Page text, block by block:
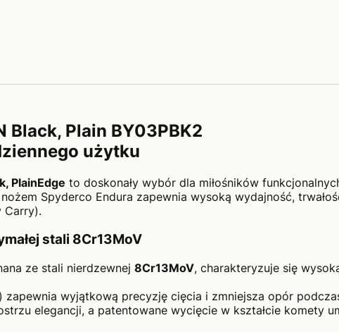
Black, Plain BY03PBK2
użytku
PlainEdge to doskonały wybór dla miłośników
Spyderco Endura zapewnia wysoką wydajność,
Carry).
stali 8Cr13MoV
ze stali nierdzewnej 8Cr13MoV, charakteryzuje się
zapewnia wyjątkową precyzję cięcia i zmniejsza opór
elegancji, a patentowane wycięcie w kształcie komety